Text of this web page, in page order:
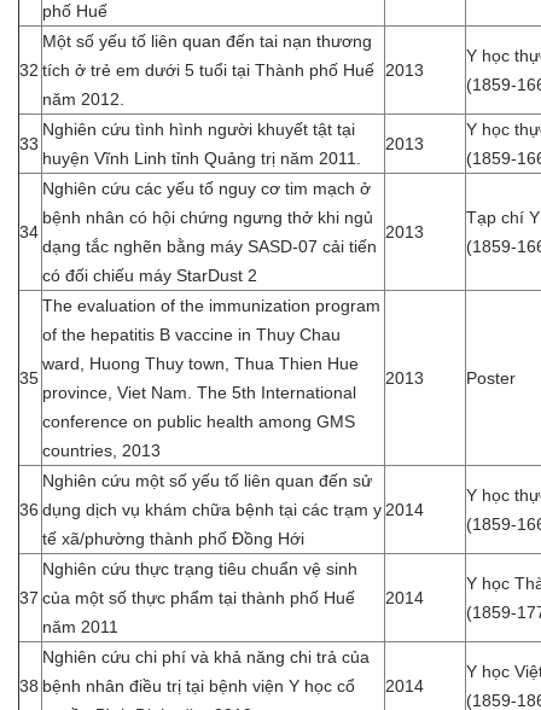
phố Huế
32
Một số yếu tố liên quan đến tai nạn thương
tích ở trẻ em dưới 5 tuổi tại Thành phố Huế
năm 2012.
2013
Y học
(1859-
33
Nghiên cứu tình hình người khuyết tật tại
huyện Vĩnh Linh tỉnh Quảng trị năm 2011.
2013
Y học
(1859-
34
Nghiên cứu các yếu tố nguy cơ tim mạch ở
bệnh nhân có hội chứng ngưng thở khi ngủ
dạng tắc nghẽn bằng máy SASD-07 cải tiến
có đối chiếu máy StarDust 2
2013
Tạp chí
(1859-
35
The evaluation of the immunization program
of the hepatitis B vaccine in Thuy Chau
ward, Huong Thuy town, Thua Thien Hue
province, Viet Nam. The 5th International
conference on public health among GMS
countries, 2013
2013 Poster
36
Nghiên cứu một số yếu tố liên quan đến sử
dụng dịch vụ khám chữa bệnh tại các trạm y
tế xã/phường thành phố Đồng Hới
2014
Y học
(1859-
37
Nghiên cứu thực trạng tiêu chuẩn vệ sinh
của một số thực phẩm tại thành phố Huế
năm 2011
2014
Y học
(1859-
38
Nghiên cứu chi phí và khả năng chi trả của
bệnh nhân điều trị tại bệnh viện Y học cổ
2014
Y học
(1859-